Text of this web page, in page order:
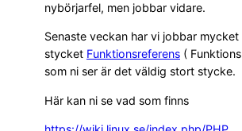
nybörjarfel, men jobbar vidare.
Senaste veckan har vi jobbar mycket
stycket Funktionsreferens (
som ni ser är det väldig stort stycke.
Här kan ni se vad som finns